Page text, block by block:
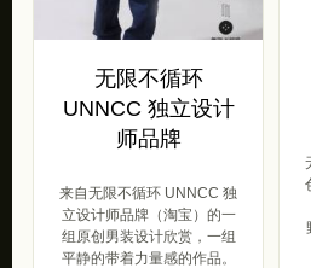
无限不循环
UNNCC 独立设计
师品牌
来自无限不循环 UNNCC 独
立设计师品牌（淘宝）的一
组原创男装设计欣赏，一组
平静的带着力量感的作品。